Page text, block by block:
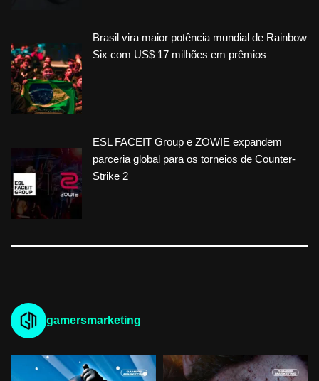
Brasil vira maior potência mundial de Rainbow
Six com US$ 17 milhões em prêmios
ESL FACEIT Group e ZOWIE expandem
parceria global para os torneios de Counter-
Strike 2
gamersmarketing